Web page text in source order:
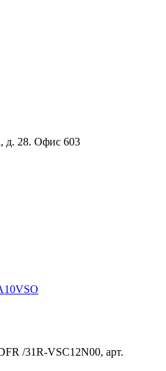
д. 28. Офис 603
/31R-VSC12N00, арт.